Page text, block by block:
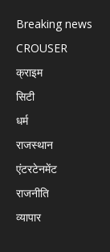
Breaking news
CROUSER
क्राइम
सिटी
धर्म
राजस्थान
एंटरटेनमेंट
राजनीति
व्यापार